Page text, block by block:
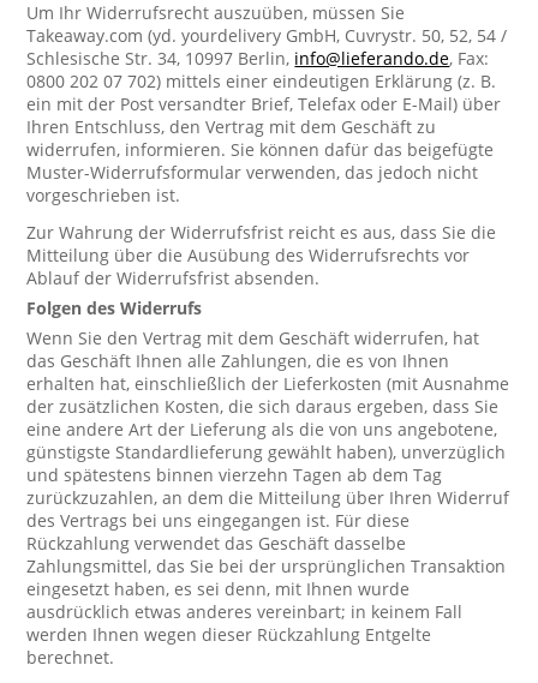
Um Ihr Widerrufsrecht auszuüben, müssen Sie
Takeaway.com (yd. yourdelivery GmbH, Cuvrystr. 50, 52, 54 /
Schlesische Str. 34, 10997 Berlin, info@lieferando.de, Fax:
0800 202 07 702) mittels einer eindeutigen Erklärung (z. B.
ein mit der Post versandter Brief, Telefax oder E-Mail) über
Ihren Entschluss, den Vertrag mit dem Geschäft zu
widerrufen, informieren. Sie können dafür das beigefügte
Muster-Widerrufsformular verwenden, das jedoch nicht
vorgeschrieben ist.
Zur Wahrung der Widerrufsfrist reicht es aus, dass Sie die
Mitteilung über die Ausübung des Widerrufsrechts vor
Ablauf der Widerrufsfrist absenden.
Folgen des Widerrufs
Wenn Sie den Vertrag mit dem Geschäft widerrufen, hat
das Geschäft Ihnen alle Zahlungen, die es von Ihnen
erhalten hat, einschließlich der Lieferkosten (mit Ausnahme
der zusätzlichen Kosten, die sich daraus ergeben, dass Sie
eine andere Art der Lieferung als die von uns angebotene,
günstigste Standardlieferung gewählt haben), unverzüglich
und spätestens binnen vierzehn Tagen ab dem Tag
zurückzuzahlen, an dem die Mitteilung über Ihren Widerruf
des Vertrags bei uns eingegangen ist. Für diese
Rückzahlung verwendet das Geschäft dasselbe
Zahlungsmittel, das Sie bei der ursprünglichen Transaktion
eingesetzt haben, es sei denn, mit Ihnen wurde
ausdrücklich etwas anderes vereinbart; in keinem Fall
werden Ihnen wegen dieser Rückzahlung Entgelte
berechnet.